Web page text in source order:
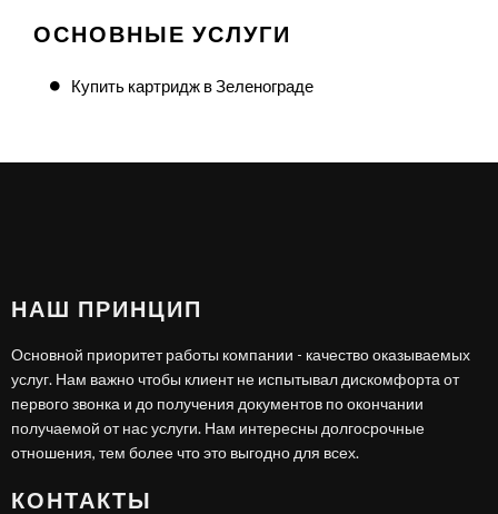
ОСНОВНЫЕ УСЛУГИ
Купить картридж в Зеленограде
НАШ ПРИНЦИП
Основной приоритет работы компании - качество оказываемых
услуг. Нам важно чтобы клиент не испытывал дискомфорта от
первого звонка и до получения документов по окончании
получаемой от нас услуги. Нам интересны долгосрочные
отношения, тем более что это выгодно для всех.
КОНТАКТЫ